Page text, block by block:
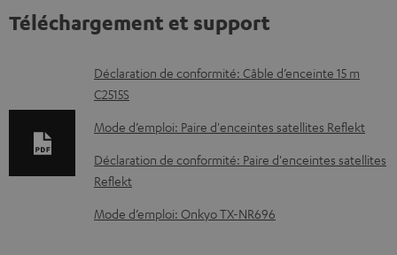
Téléchargement et support
D
o
c
u
m
e
Déclaration de conformité: Câble d’enceinte 15 m
C2515S
Mode d’emploi: Paire d'enceintes satellites Reflekt
Déclaration de conformité: Paire d'enceintes satellites
Reflekt
Mode d’emploi: Onkyo TX-NR696